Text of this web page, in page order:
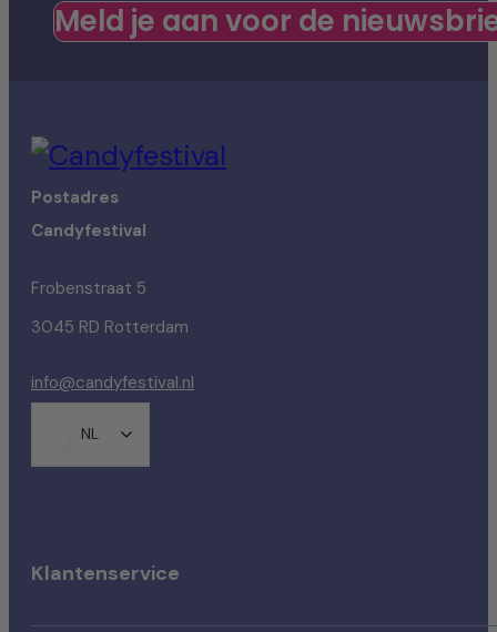
Meld je aan voor de
Postadres
Candyfestival
Frobenstraat 5
3045 RD Rotterdam
info@candyfestival.nl
NL
Klantenservice